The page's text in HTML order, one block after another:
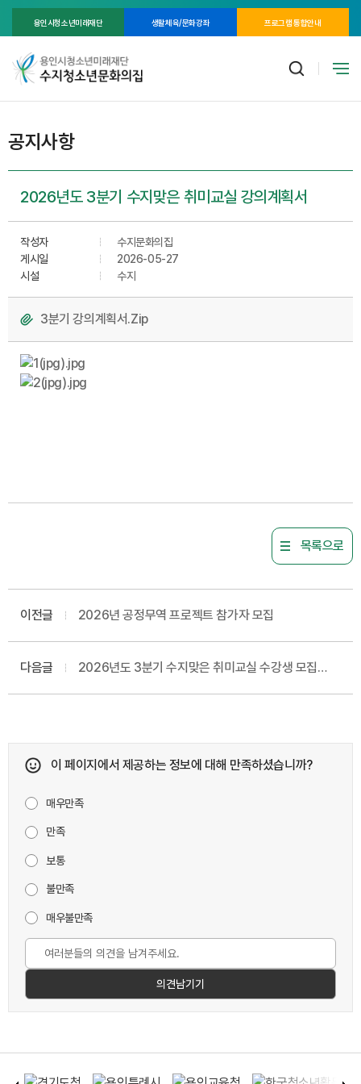
용인시청소년미래재단 생활체육/문화강좌 프로그램 통합안내
공지사항
2026년도 3분기 수지맞은 취미교실 강의계획서
작성자
수지문화의집
게시일
2026-05-27
시설
수지
3분기 강의계획서.Zip
목록으로
이전글 2026년 공정무역 프로젝트 참가자 모집
다음글
2026년도 3분기 수지맞은 취미교실 수강생 모집
이 페이지에서 제공하는 정보에 대해 만족하셨습니까?
매우만족
만족
보통
불만족
매우불만족